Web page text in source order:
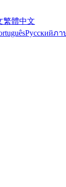
繁體中文
Русскийภา